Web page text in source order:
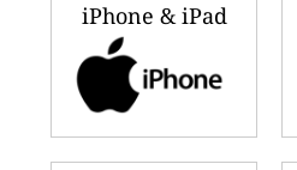
iPhone & iPad